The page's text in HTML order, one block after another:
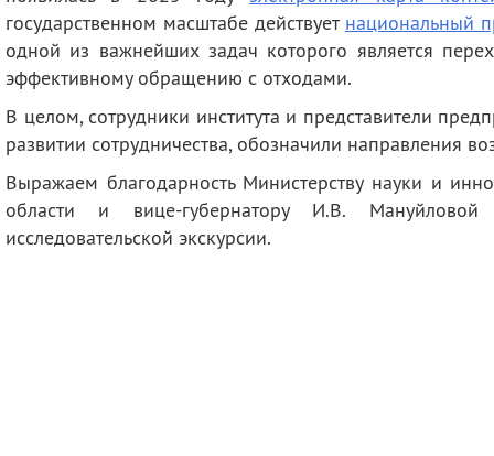
государственном масштабе действует национальный
одной из важнейших задач которого является
эффективному обращению с отходами.
В целом, сотрудники института и представители
развитии сотрудничества, обозначили направления
Выражаем благодарность Министерству науки и
области и вице-губернатору И.В.
исследовательской экскурсии.